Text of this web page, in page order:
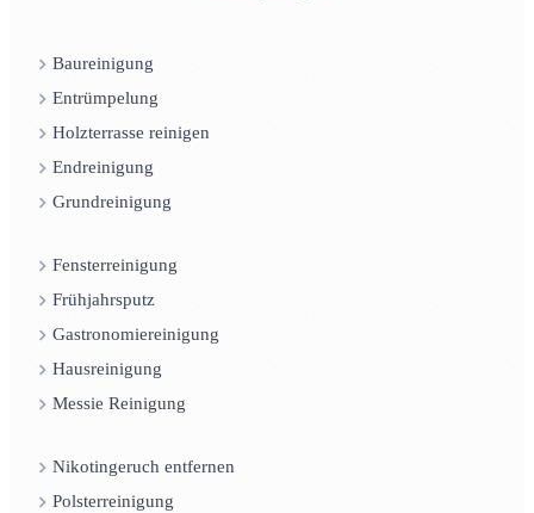
Baureinigung
Entrümpelung
Holzterrasse reinigen
Endreinigung
Grundreinigung
Fensterreinigung
Frühjahrsputz
Gastronomiereinigung
Hausreinigung
Messie Reinigung
Nikotingeruch entfernen
Polsterreinigung